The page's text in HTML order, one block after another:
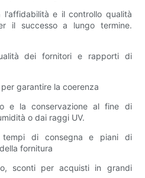
e il controllo qualità
il successo a lungo termine.
dei fornitori e rapporti di
garantire la coerenza
e la conservazione al fine di
o dai raggi UV.
di consegna e piani di
fornitura
sconti per acquisti in grandi